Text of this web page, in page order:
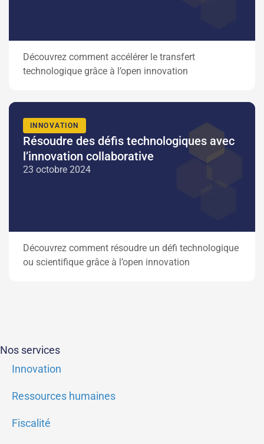
Découvrez comment accélérer le transfert
technologique grâce à l’open innovation
INNOVATION
Résoudre des défis technologiques avec
l’innovation collaborative
23 octobre 2024
Découvrez comment résoudre un défi technologique
ou scientifique grâce à l’open innovation
Nos services
Innovation
Ressources humaines
Fiscalité